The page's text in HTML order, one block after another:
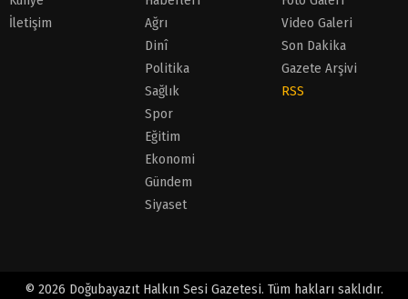
İletişim
Ağrı
Dinî
Politika
Sağlık
Spor
Eğitim
Ekonomi
Gündem
Siyaset
Video Galeri
Son Dakika
Gazete Arşivi
RSS
© 2026 Doğubayazıt Halkın Sesi Gazetesi. Tüm hakları saklıdır.